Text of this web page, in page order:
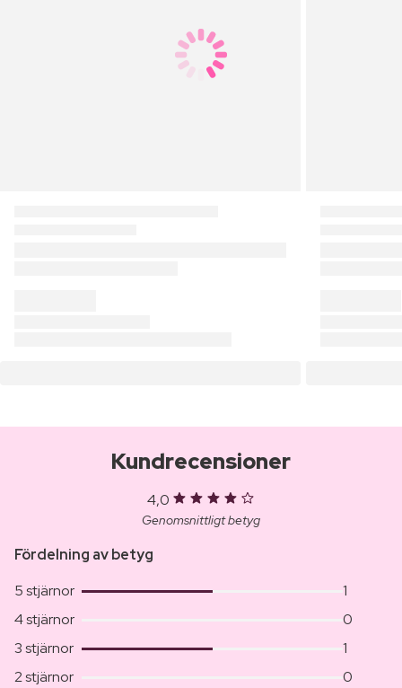
Kundrecensioner
4,0
Genomsnittligt betyg
Fördelning av betyg
5 stjärnor
1
4 stjärnor
0
3 stjärnor
1
2 stjärnor
0